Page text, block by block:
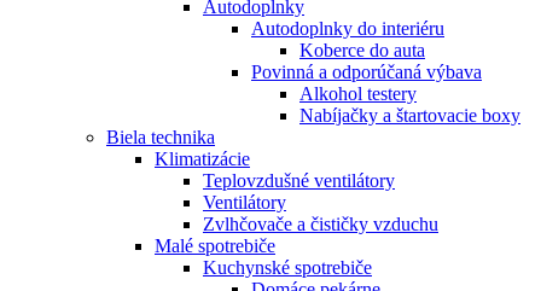
Autodoplnky
Autodoplnky do interiéru
Koberce do auta
Povinná a odporúčaná výbava
Alkohol testery
Nabíjačky a štartovacie boxy
Biela technika
Klimatizácie
Teplovzdušné ventilátory
Ventilátory
Zvlhčovače a čističky vzduchu
Malé spotrebiče
Kuchynské spotrebiče